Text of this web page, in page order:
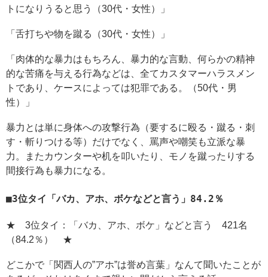
トになりうると思う（30代・女性）」
「舌打ちや物を蹴る（30代・女性）」
「肉体的な暴力はもちろん、暴力的な言動、何らかの精神
的な苦痛を与える行為などは、全てカスタマーハラスメン
トであり、ケースによっては犯罪である。（50代・男
性）」
暴力とは単に身体への攻撃行為（要するに殴る・蹴る・刺
す・斬りつける等）だけでなく、罵声や嘲笑も立派な暴
力。またカウンターや机を叩いたり、モノを蹴ったりする
間接行為も暴力になる。
3位タイ「バカ、アホ、ボケなどと言う」84.2％
★ 3位タイ：「バカ、アホ、ボケ」などと言う 421名
（84.2％） ★
どこかで「関西人の”アホ”は誉め言葉」なんて聞いたことが